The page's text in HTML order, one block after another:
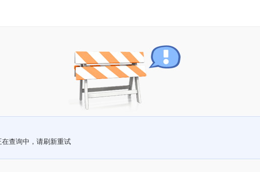
在查询中，请刷新重试